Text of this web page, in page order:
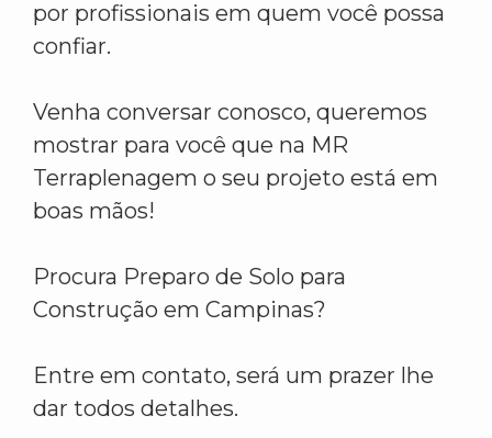
por profissionais em quem você possa
confiar.
Venha conversar conosco, queremos
mostrar para você que na MR
Terraplenagem o seu projeto está em
boas mãos!
Procura Preparo de Solo para
Construção em Campinas?
Entre em contato, será um prazer lhe
dar todos detalhes.